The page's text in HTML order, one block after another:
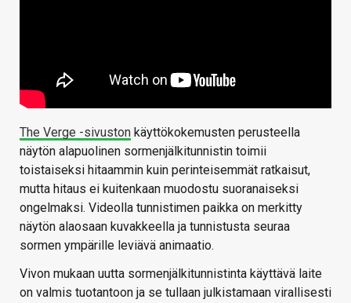
The Verge -sivuston käyttökokemusten perusteella
näytön alapuolinen sormenjälkitunnistin toimii
toistaiseksi hitaammin kuin perinteisemmät ratkaisut,
mutta hitaus ei kuitenkaan muodostu suoranaiseksi
ongelmaksi. Videolla tunnistimen paikka on merkitty
näytön alaosaan kuvakkeella ja tunnistusta seuraa
sormen ympärille leviävä animaatio.
Vivon mukaan uutta sormenjälkitunnistinta käyttävä laite
on valmis tuotantoon ja se tullaan julkistamaan virallisesti